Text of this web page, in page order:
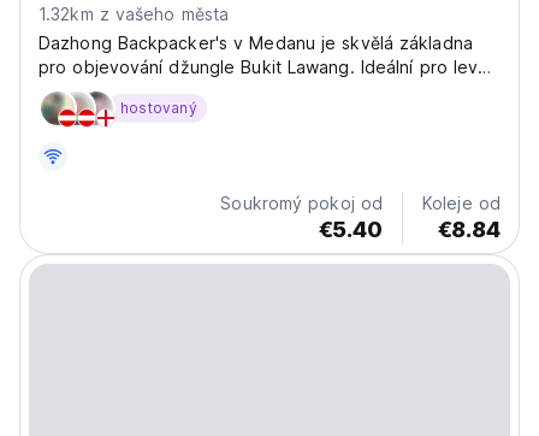
1.32km z vašeho města
Dazhong Backpacker's v Medanu je skvělá základna
pro objevování džungle Bukit Lawang. Ideální pro levné
pobyty a trekingová dobrodružství na Sumatře. (Auto-
translated from original language)
hostovaný
Soukromý pokoj od
€5.40
Koleje od
€8.84